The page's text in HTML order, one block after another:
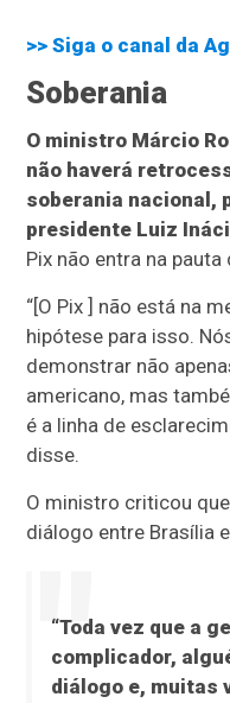
>> Siga o canal da
Soberania
O ministro Márcio
não haverá
soberania nacional,
presidente Luiz
Pix não entra na
“[O Pix ] não está na
hipótese para isso.
demonstrar não
americano, mas
é a linha de
disse.
O ministro criticou
diálogo entre Brasília
“Toda vez que a
complicador,
diálogo e, muitas